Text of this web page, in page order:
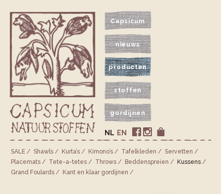
Capsicum
nieuws
producten
stoffen
gordijnen
EN
NL
SALE Shawls Kurta’s Kimono’s Tafelkleden
Servetten
Placemats
Tete-a-tetes Throws Bedden­spreien
Kussens
Grand Foulards
Kant en klaar gordijnen